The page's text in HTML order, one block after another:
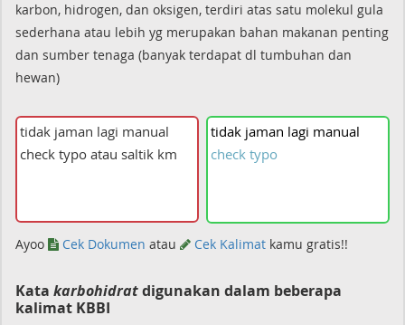
karbon, hidrogen, dan oksigen, terdiri atas satu molekul gula
sederhana atau lebih yg merupakan bahan makanan penting
dan sumber tenaga (banyak terdapat dl tumbuhan dan
hewan)
tidak jaman lagi manual
check typo
Ayoo Cek Dokumen atau Cek Kalimat kamu gratis!!
Kata karbohidratdigunakan dalam beberapa
kalimat KBBI